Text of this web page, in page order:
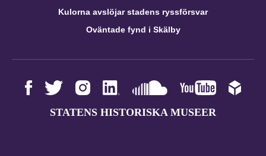
Kulorna avslöjar stadens ryssförsvar
Oväntade fynd i Skälby
STATENS HISTORISKA MUSEER